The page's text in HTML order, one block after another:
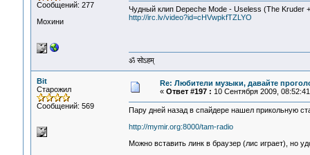
Сообщений: 277
Мохини
Чудный клип Depeche Mode - Useless (The Kruder
http://irc.lv/video?id=cHVwpkfTZLYO
ॐ सोऽहम्
Bit
Старожил
Сообщений: 569
Re: Любители музыки, давайте
« Ответ #197 : 10 Сентября 2009,
Пару дней назад в спайдере нашел прикольную
http://mymir.org:8000/tam-radio
Можно вставить линк в браузер (лис играет), но